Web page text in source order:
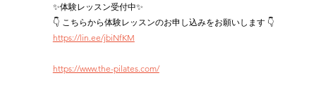
✨体験レッスン受付中✨
👇 こちらから体験レッスンのお申し込みをお願いします 👇
https://lin.ee/jbiNfKM
https://www.the-pilates.com/